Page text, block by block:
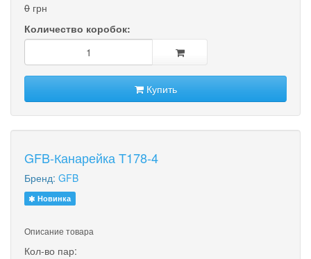
0 грн
Количество коробок:
Купить
GFB-Канарейка T178-4
Бренд: GFB
Новинка
Описание товара
Кол-во пар: